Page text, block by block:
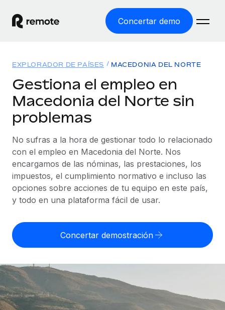
Concertar demo
EMPLEO GLOBAL
Nómina global
legalidad.
Employer of Record
Expándete en todo el mundo sin gastar en entidades.
Contractor of Record
cumpliendo la normativa.
Contractor Management
PEO
Externaliza tareas laborales complejas.
Soluciones
Explorador de países
Consulta el soporte del empleo global según el país.
Explorador estatal de EE. UU.
Simplifica la contratación en todos los estados de EE.
UU.
Comparador de Remote
Compáranos con otras empresas.
ETAPAS DE CRECIMIENTO
Soluciones ágiles de RR. HH. globales y nóminas para
empresas en crecimiento.
Recursos
HERRAMIENTAS Y CALCULADORAS
Calculadora del riesgo de clasificación errónea
Consulta el riesgo de clasificación errónea por país.
Calculadora del coste por empleado
cualquier país.
autónomos globales.
APRENDIZAJE CON REMOTE
Precios
Español
English
Nederlands
Français
Deutsch
Iniciar sesión
EXPLORADOR DE PAÍSES MACEDONIA DEL NORTE
Gestiona el empleo en
Macedonia del Norte sin
problemas
No sufras a la hora de gestionar todo lo relacionado
con el empleo en Macedonia del Norte. Nos
encargamos de las nóminas, las prestaciones, los
impuestos, el cumplimiento normativo e incluso las
opciones sobre acciones de tu equipo en este país,
y todo en una plataforma fácil de usar.
Concertar demostración